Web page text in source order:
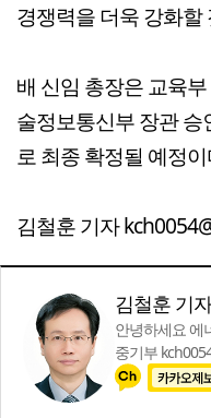
경쟁력을 더욱 강화
배 신임 총장은 교육
술정보통신부 장관 승
로 최종 확정될 예정
김철훈 기자
김철훈 기자
안녕하세요 에
중기부